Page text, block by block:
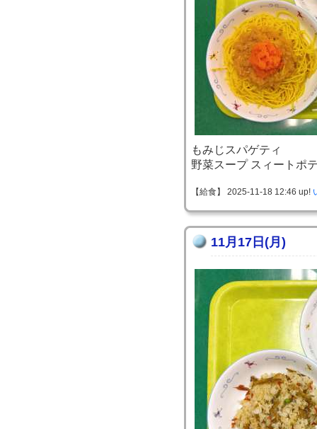
もみじスパゲティ
野菜スープ スィートポ
【給食】 2025-11-18 12:46 up!
11月17日(月)